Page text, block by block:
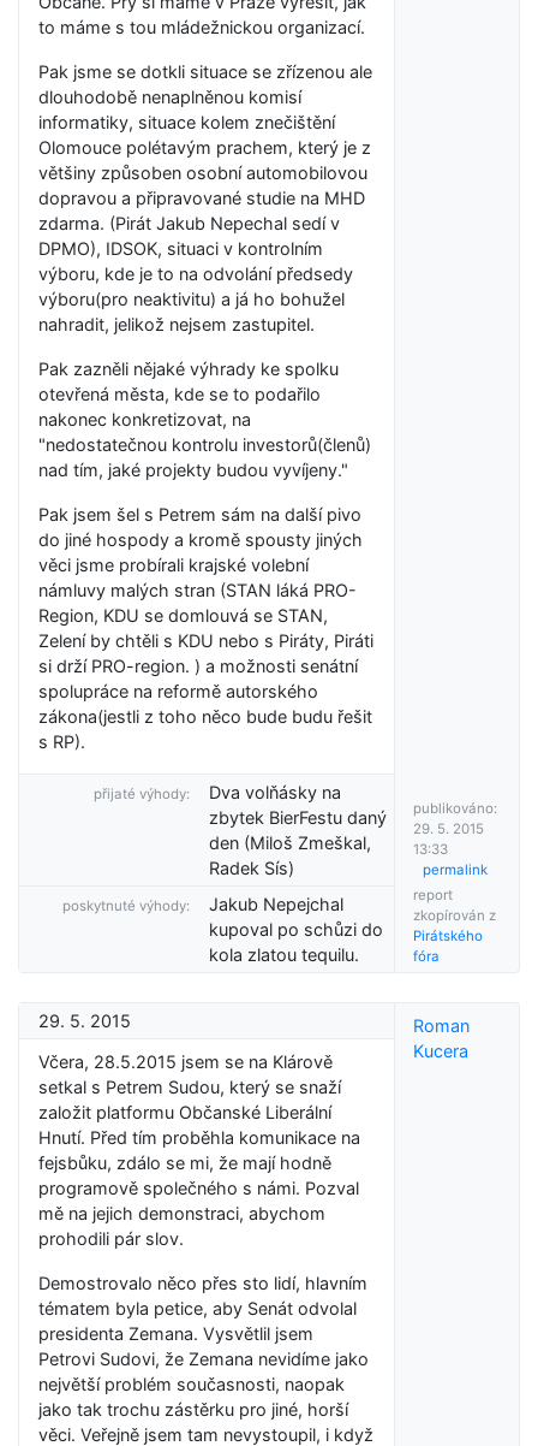
to máme s tou mládežnickou organizací.
Pak jsme se dotkli situace se zřízenou ale
dlouhodobě nenaplněnou komisí
informatiky, situace kolem znečištění
Olomouce polétavým prachem, který je z
většiny způsoben osobní automobilovou
dopravou a připravované studie na MHD
zdarma. (Pirát Jakub Nepechal sedí v
DPMO), IDSOK, situaci v kontrolním
výboru, kde je to na odvolání předsedy
výboru(pro neaktivitu) a já ho bohužel
nahradit, jelikož nejsem zastupitel.
Pak zazněli nějaké výhrady ke spolku
otevřená města, kde se to podařilo
nakonec konkretizovat, na
"nedostatečnou kontrolu investorů(členů)
nad tím, jaké projekty budou vyvíjeny."
Pak jsem šel s Petrem sám na další pivo
do jiné hospody a kromě spousty jiných
věci jsme probírali krajské volební
námluvy malých stran (STAN láká PRO-
Region, KDU se domlouvá se STAN,
Zelení by chtěli s KDU nebo s Piráty, Piráti
si drží PRO-region. ) a možnosti senátní
spolupráce na reformě autorského
zákona(jestli z toho něco bude budu řešit
s RP).
přijaté výhody:
Dva volňásky na
zbytek BierFestu daný
den (Miloš Zmeškal,
Radek Sís)
poskytnuté výhody:
Jakub Nepejchal
kupoval po schůzi do
kola zlatou tequilu.
publikováno:
29. 5. 2015
13:33
permalink
report
zkopírován z
Pirátského
fóra
29. 5. 2015
Včera, 28.5.2015 jsem se na Klárově
setkal s Petrem Sudou, který se snaží
založit platformu Občanské Liberální
Hnutí. Před tím proběhla komunikace na
fejsbůku, zdálo se mi, že mají hodně
programově společného s námi. Pozval
mě na jejich demonstraci, abychom
prohodili pár slov.
Demostrovalo něco přes sto lidí, hlavním
tématem byla petice, aby Senát odvolal
presidenta Zemana. Vysvětlil jsem
Petrovi Sudovi, že Zemana nevidíme jako
největší problém současnosti, naopak
jako tak trochu zástěrku pro jiné, horší
věci. Veřejně jsem tam nevystoupil, i když
Roman
Kucera